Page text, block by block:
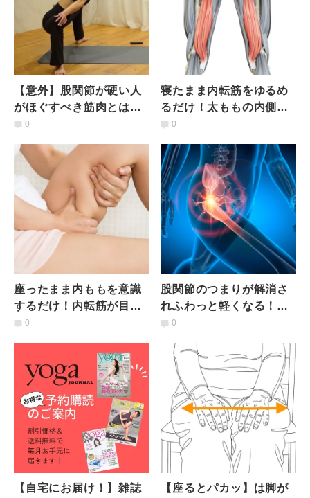
【意外】股関節が硬い人
がほぐすべき筋肉とは？
ガチガチ股関節を柔らか
0
寝たまま内転筋をゆるめ
るだけ！太ももの内側
が"目覚めて"下半身がス
サイズ
0
座ったまま内ももを意識
するだけ！内転筋が目覚
めて「疲れにくい脚」に
0
股関節のつまりが解消さ
れふわっと軽くなる！た
った1分「内転筋ストレッ
0
【自宅にお届け！】雑誌 【座るとパカッ】は脚が